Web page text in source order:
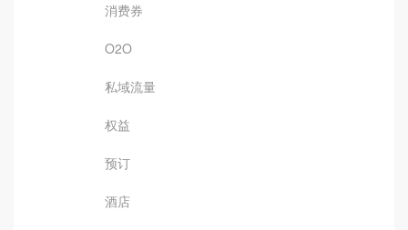
消费券
O2O
私域流量
权益
预订
酒店